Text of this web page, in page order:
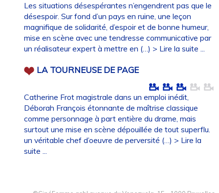
Les situations désespérantes n’engendrent pas que le
désespoir. Sur fond d’un pays en ruine, une leçon
magnifique de solidarité, d’espoir et de bonne humeur,
mise en scène avec une tendresse communicative par
un réalisateur expert à mettre en (…) > Lire la suite ...
LA TOURNEUSE DE PAGE
Catherine Frot magistrale dans un emploi inédit,
Déborah François étonnante de maîtrise classique
comme personnage à part entière du drame, mais
surtout une mise en scène dépouillée de tout superflu.
un véritable chef d’oeuvre de perversité (…) > Lire la
suite ...